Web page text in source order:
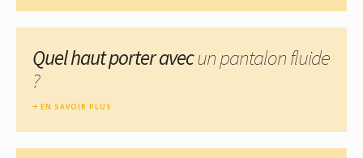
Quel haut porter avecun pantalon fluide
?
EN SAVOIR PLUS